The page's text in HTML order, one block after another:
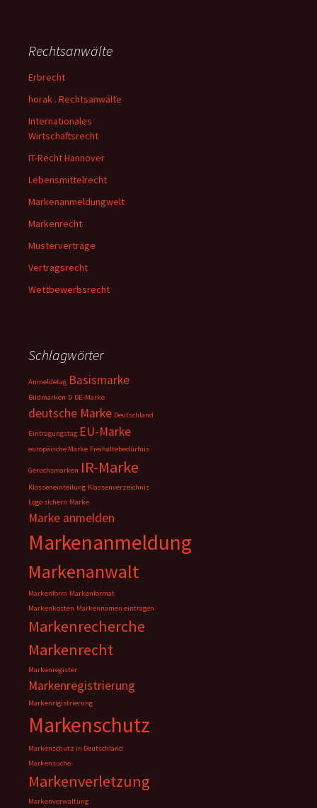
Rechtsanwälte
Erbrecht
horak . Rechtsanwälte
Internationales
Wirtschaftsrecht
IT-Recht Hannover
Lebensmittelrecht
Markenanmeldungwelt
Markenrecht
Musterverträge
Vertragsrecht
Wettbewerbsrecht
Schlagwörter
Anmeldetag Basismarke
Bildmarken D DE-Marke
deutsche Marke Deutschland
Eintragungstag EU-Marke
europäische Marke Freihaltebedürfnis
Geruchsmarken IR-Marke
Klasseneinteilung Klassenverzeichnis
Logo sichern Marke
Marke anmelden
Markenanmeldung
Markenanwalt
Markenform Markenformat
Markenkosten Markennamen eintragen
Markenrecherche
Markenrecht
Markenregister
Markenregistrierung
Markenrigistrierung
Markenschutz
Markenschutz in Deutschland
Markensuche
Markenverletzung
Markenverwaltung